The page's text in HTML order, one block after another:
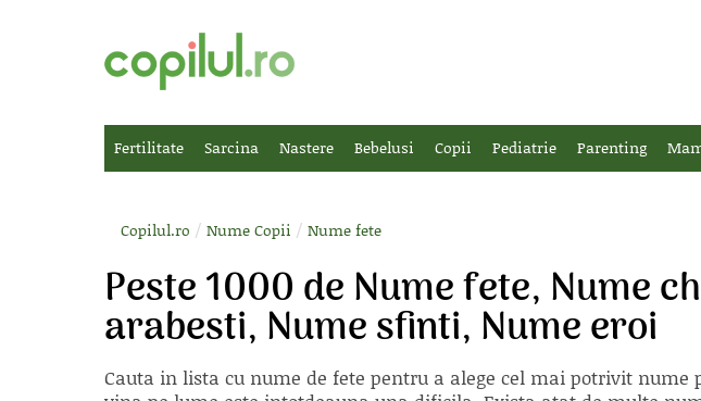
Fertilitate Sarcina Nastere Bebelusi Copii Pediatrie Parenting
Copilul.ro / Nume Copii / Nume fete
Peste 1000 de Nume fete, Nume
arabesti, Nume sfinti, Nume eroi
Cauta in lista cu nume de fete pentru a alege cel mai potrivit nume